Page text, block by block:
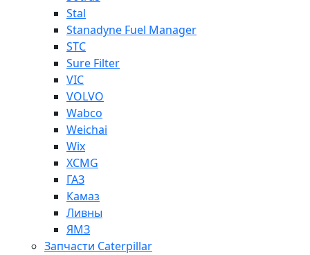
Stal
Stanadyne Fuel Manager
STC
Sure Filter
VIC
VOLVO
Wabco
Weichai
Wix
XCMG
ГАЗ
Камаз
Ливны
ЯМЗ
Запчасти Caterpillar